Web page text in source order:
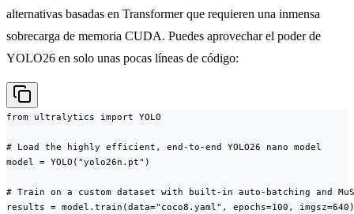
alternativas basadas en Transformer que requieren una inmensa
sobrecarga de memoria CUDA. Puedes aprovechar el poder de
YOLO26 en solo unas pocas líneas de código:
from ultralytics import YOLO
# Load the highly efficient, end-to-end YOLO26 nano model
model = YOLO("yolo26n.pt")
# Train on a custom dataset with built-in auto-batching and
results = model.train(data="coco8.yaml", epochs=100, imgsz=640)